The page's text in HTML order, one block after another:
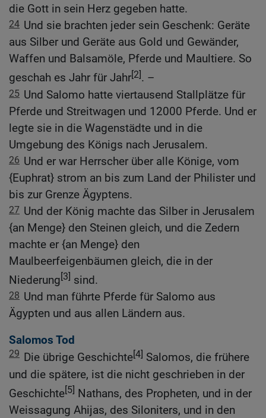
die Gott in sein Herz gegeben hatte.
24 Und sie brachten jeder sein Geschenk: Geräte
aus Silber und Geräte aus Gold und Gewänder,
Waffen und Balsamöle, Pferde und Maultiere. So
geschah es Jahr für Jahr[2]. –
25 Und Salomo hatte viertausend Stallplätze für
Pferde und Streitwagen und 12000 Pferde. Und er
legte sie in die Wagenstädte und in die
Umgebung des Königs nach Jerusalem.
26 Und er war Herrscher über alle Könige, vom
{Euphrat} strom an bis zum Land der Philister und
bis zur Grenze Ägyptens.
27 Und der König machte das Silber in Jerusalem
{an Menge} den Steinen gleich, und die Zedern
machte er {an Menge} den
Maulbeerfeigenbäumen gleich, die in der
Niederung[3] sind.
28 Und man führte Pferde für Salomo aus
Ägypten und aus allen Ländern aus.
Salomos Tod
29 Die übrige Geschichte[4] Salomos, die frühere
und die spätere, ist die nicht geschrieben in der
Geschichte[5] Nathans, des Propheten, und in der
Weissagung Ahijas, des Siloniters, und in den